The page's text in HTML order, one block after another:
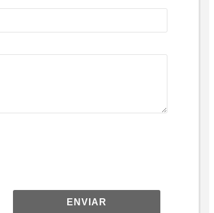
ENVIAR